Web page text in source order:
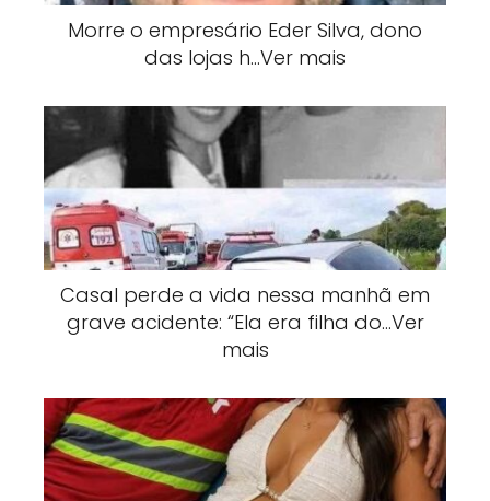
Morre o empresário Eder Silva, dono
das lojas h…Ver mais
Casal perde a vida nessa manhã em
grave acidente: “Ela era filha do…Ver
mais